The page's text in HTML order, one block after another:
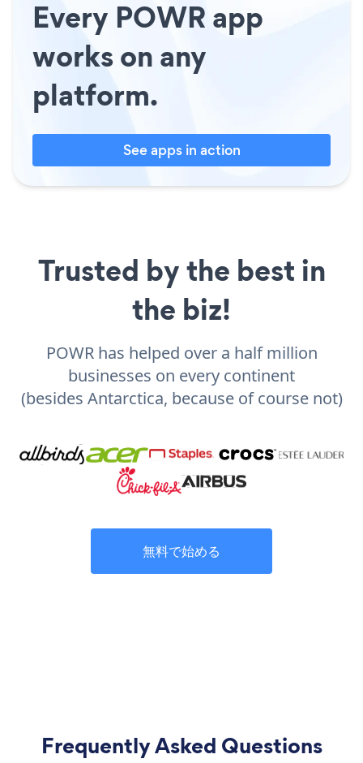
Every POWR app
works on any
platform.
See apps in action
Trusted by the best in
the biz!
POWR has helped over a half million
businesses on every continent
(besides Antarctica, because of course not)
無料で始める
Frequently Asked Questions